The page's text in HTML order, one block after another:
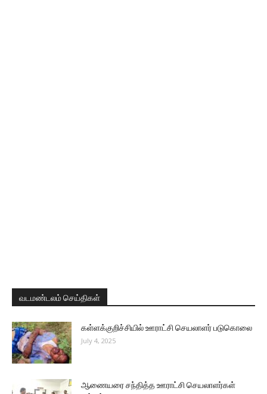
வடமண்டலம் செய்திகள்
கள்ளக்குறிச்சியில் ஊராட்சி செயலாளர் படுகொலை
July 4, 2025
ஆணையரை சந்தித்த ஊராட்சி செயலாளர்கள்